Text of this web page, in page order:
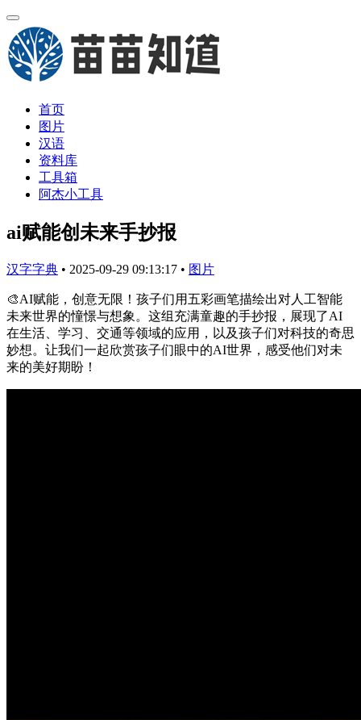
首页
图片
汉语
资料库
工具箱
阿杰小工具
ai赋能创未来手抄报
汉字字典 • 2025-09-29 09:13:17 • 图片
🎨AI赋能，创意无限！孩子们用五彩画笔描绘出对人工智能
未来世界的憧憬与想象。这组充满童趣的手抄报，展现了AI
在生活、学习、交通等领域的应用，以及孩子们对科技的奇思
妙想。让我们一起欣赏孩子们眼中的AI世界，感受他们对未
来的美好期盼！